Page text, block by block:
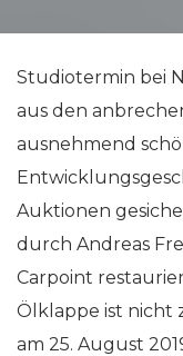
Studiotermin bei
aus den
ausnehmend
Auktionen
durch Andreas
Carpoint
Ölklappe ist nicht
am 25. August